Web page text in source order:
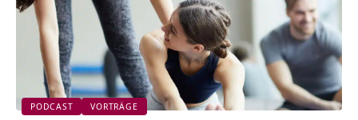
PODCAST VORTRÄGE